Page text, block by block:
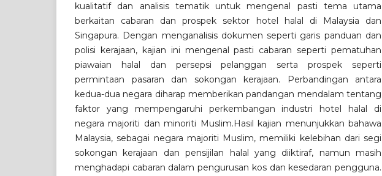
kualitatif dan analisis tematik untuk mengenal pasti tema utama
berkaitan cabaran dan prospek sektor hotel halal di Malaysia dan
Singapura. Dengan menganalisis dokumen seperti garis panduan dan
polisi kerajaan, kajian ini mengenal pasti cabaran seperti pematuhan
piawaian halal dan persepsi pelanggan serta prospek seperti
permintaan pasaran dan sokongan kerajaan. Perbandingan antara
kedua-dua negara diharap memberikan pandangan mendalam tentang
faktor yang mempengaruhi perkembangan industri hotel halal di
negara majoriti dan minoriti Muslim.Hasil kajian menunjukkan bahawa
Malaysia, sebagai negara majoriti Muslim, memiliki kelebihan dari segi
sokongan kerajaan dan pensijilan halal yang diiktiraf, namun masih
menghadapi cabaran dalam pengurusan kos dan kesedaran pengguna.